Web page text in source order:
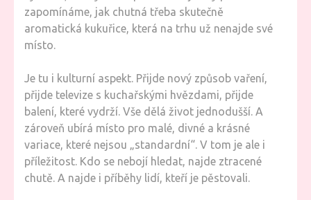
zapomínáme, jak chutná třeba skutečně
aromatická kukuřice, která na trhu už nenajde své
místo.
Je tu i kulturní aspekt. Přijde nový způsob vaření,
přijde televize s kuchařskými hvězdami, přijde
balení, které vydrží. Vše dělá život jednodušší. A
zároveň ubírá místo pro malé, divné a krásné
variace, které nejsou „standardní“. V tom je ale i
příležitost. Kdo se nebojí hledat, najde ztracené
chutě. A najde i příběhy lidí, kteří je pěstovali.